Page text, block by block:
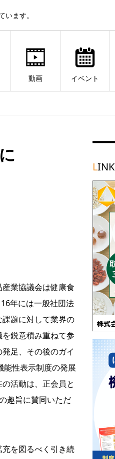
ます。
動画 イベント
業協議会は健康食
年には一般社団法
題に対して業界の
鋭意積み重ねて参
足、その後のガイ
能性表示制度の発展
活動は、正会員と
趣旨に賛同いただ
を図るべく引き続
LINK